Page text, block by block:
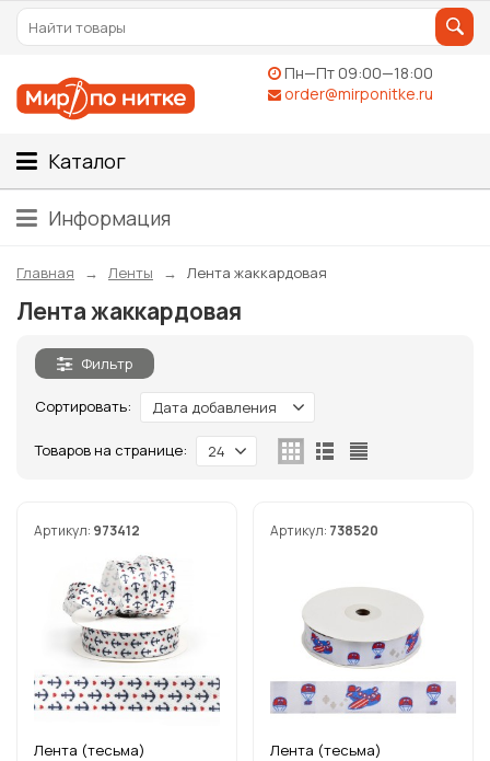
Пн—Пт 09:00—18:00
order@mirponitke.ru
Каталог
Информация
Главная Ленты Лента жаккардовая
Лента жаккардовая
Фильтр
Сортировать: Дата добавления
Товаров на странице: 24
Артикул: 973412
Лента (тесьма)
Артикул: 738520
Лента (тесьма)